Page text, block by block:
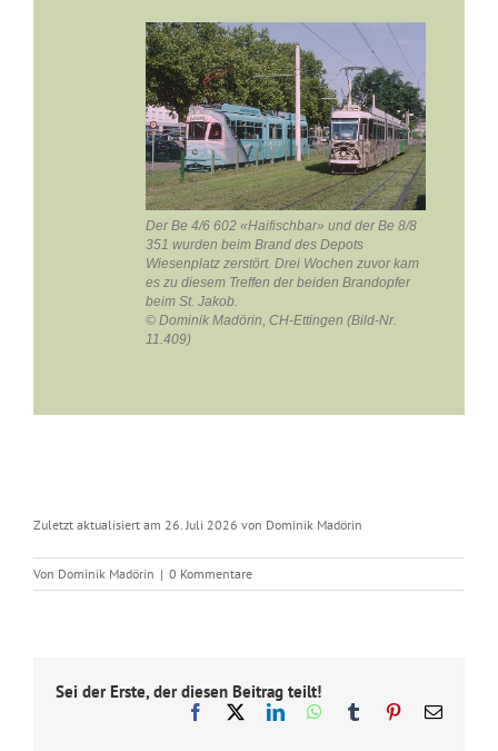
Der Be 4/6 602 «Haifischbar» und der Be 8/8
351 wurden beim Brand des Depots
Wiesenplatz zerstört. Drei Wochen zuvor kam
es zu diesem Treffen der beiden Brandopfer
beim St. Jakob.
© Dominik Madörin, CH-Ettingen (Bild-Nr.
11.409)
Zuletzt aktualisiert am 26. Juli 2026 von Dominik Madörin
Von Dominik Madörin | 0 Kommentare
Sei der Erste, der diesen Beitrag teilt!
Facebook LinkedInWhatsApp
Tumblr Pinterest
E-